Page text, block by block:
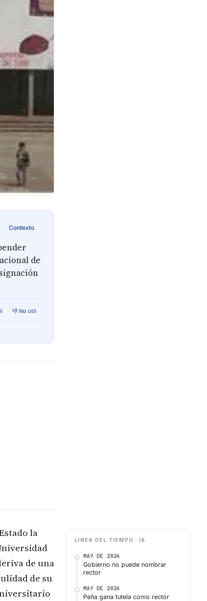
Contexto
de
👎 No útil
la
de una
de su
LÍNEA DEL TIEMPO · IA
MAY DE 2024
Gobierno no puede nombrar
rector
MAY DE 2024
Peña gana tutela como rector